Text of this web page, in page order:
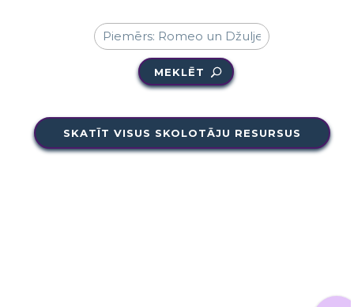
MEKLĒT
SKATĪT VISUS SKOLOTĀJU RESURSUS